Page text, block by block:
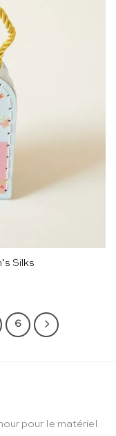
Silks
6
pour le matériel